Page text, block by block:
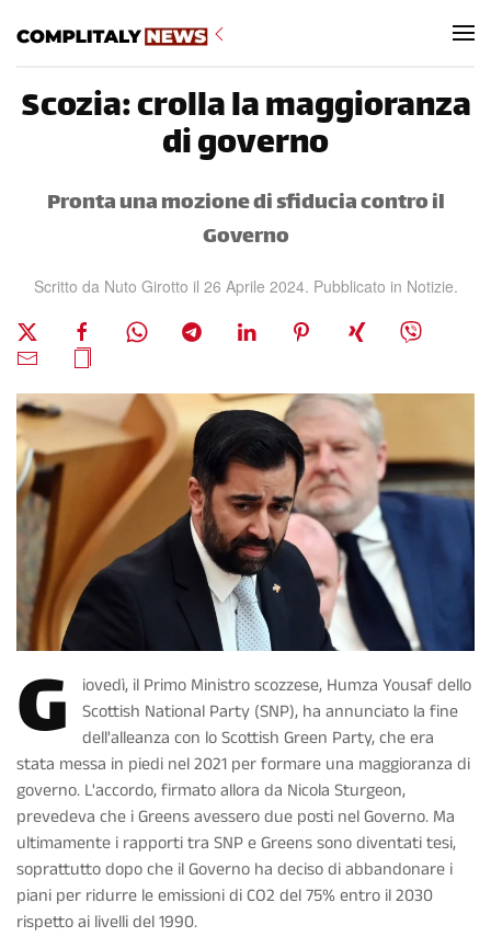
Scozia: crolla la maggioranza
di governo
Pronta una mozione di sfiducia contro il
Governo
Scritto da Nuto Girotto il 26 Aprile 2024. Pubblicato in Notizie.
G
iovedì, il Primo Ministro scozzese, Humza Yousaf dello
Scottish National Party (SNP), ha annunciato la fine
dell'alleanza con lo Scottish Green Party, che era
stata messa in piedi nel 2021 per formare una maggioranza di
governo. L'accordo, firmato allora da Nicola Sturgeon,
prevedeva che i Greens avessero due posti nel Governo. Ma
ultimamente i rapporti tra SNP e Greens sono diventati tesi,
soprattutto dopo che il Governo ha deciso di abbandonare i
piani per ridurre le emissioni di CO2 del 75% entro il 2030
rispetto ai livelli del 1990.